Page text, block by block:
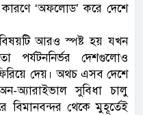
কারণে ‘অফলোড’ করে দেশে
আরও স্পষ্ট হয় যখন
পর্যটননির্ভর দেশগুলোও
দেয়। অথচ এসব দেশে
অন-অ্যারাইভাল সুবিধা চালু
বিমানবন্দর থেকে মুহূর্তেই